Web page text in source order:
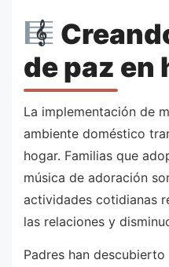
de paz en
La implementación de
ambiente doméstico
hogar. Familias que
música de adoración
actividades cotidianas
las relaciones y
Padres han